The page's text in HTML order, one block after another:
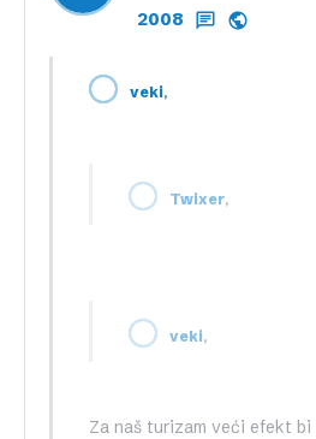
2008
veki,
Twixer,
veki,
Za naš turizam veći efekt bi